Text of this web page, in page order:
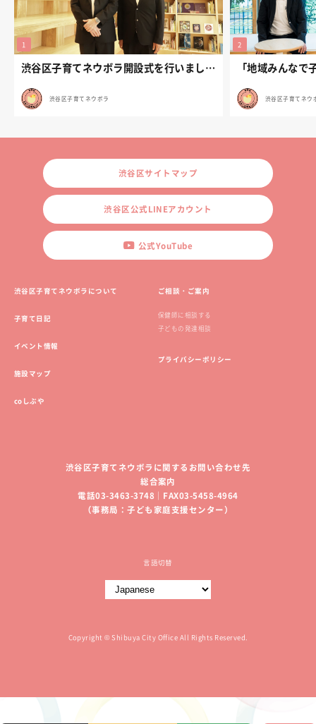
渋谷区子育てネウボラ開設式を行いました。
渋谷区子育てネウボラ 渋谷区子育てネウ
渋谷区サイトマップ
渋谷区公式LINEアカウント
公式YouTube
渋谷区子育てネウボラについて
子育て日記
イベント情報
施設マップ
coしぶや
ご相談・ご案内
保健師に相談する
子どもの発達相談
プライバシーポリシー
渋谷区子育てネウボラに関するお問い合わせ先
総合案内
電話03-3463-3748｜FAX03-5458-4964
（事務局：子ども家庭支援センター）
言語切替
Copyright © Shibuya City Office All Rights Reserved.